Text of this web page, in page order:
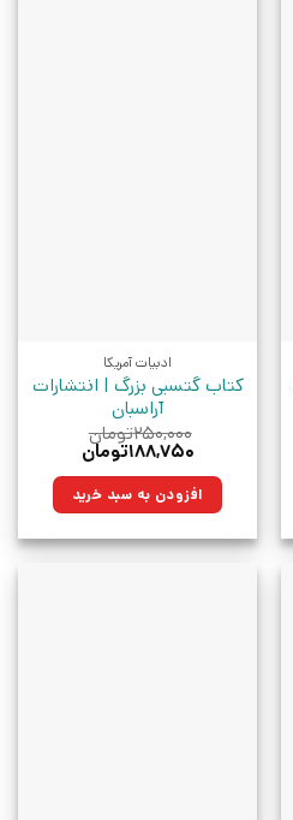
ادبیات آمریکا
کتاب گتسبی بزرگ | انتشارات
آراسبان
۲۵۰,۰۰۰تومان
قیمت
۲۵۰,۰۰۰تومان
بود.
۱۸۸,۷۵۰تومان
۱۸۸,۷۵۰تومان.افزودن به سبد خرید